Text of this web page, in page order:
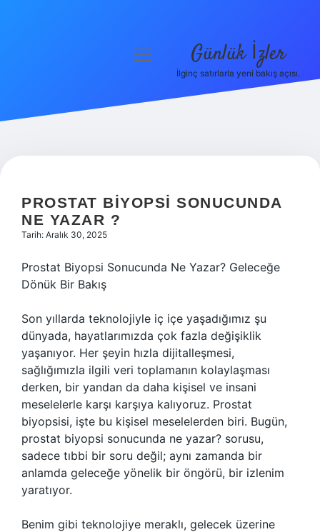
Hakkımızda
menüyü
Günlük İzler
İlginç satırlarla yeni bakış açısı.
PROSTAT BIYOPSI SONUCUNDA
NE YAZAR ?
Tarih: Aralık 30, 2025
Prostat Biyopsi Sonucunda Ne Yazar? Geleceğe
Dönük Bir Bakış
Son yıllarda teknolojiyle iç içe yaşadığımız şu
dünyada, hayatlarımızda çok fazla değişiklik
yaşanıyor. Her şeyin hızla dijitalleşmesi,
sağlığımızla ilgili veri toplamanın kolaylaşması
derken, bir yandan da daha kişisel ve insani
meselelerle karşı karşıya kalıyoruz. Prostat
biyopsisi, işte bu kişisel meselelerden biri. Bugün,
prostat biyopsi sonucunda ne yazar? sorusu,
sadece tıbbi bir soru değil; aynı zamanda bir
anlamda geleceğe yönelik bir öngörü, bir izlenim
yaratıyor.
Benim gibi teknolojiye meraklı, gelecek üzerine